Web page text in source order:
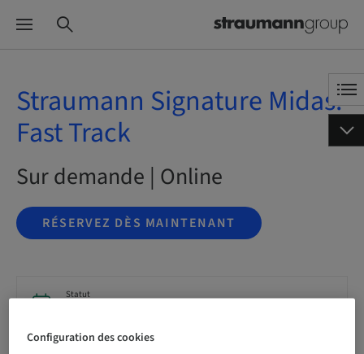
Straumann Signature Midas:
Fast Track
Sur demande | Online
RÉSERVEZ DÈS MAINTENANT
Statut
Configuration des cookies